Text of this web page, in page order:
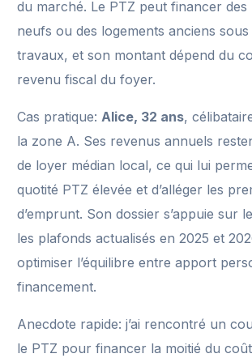
du marché. Le PTZ peut financer des
neufs ou des logements anciens
travaux, et son montant dépend du
revenu fiscal du foyer.
Cas pratique:Alice, 32 ans,
la zone A. Ses revenus annuels
de loyer médian local, ce qui lui
quotité PTZ élevée et d’alléger les
d’emprunt. Son dossier s’appuie sur
les plafonds actualisés en 2025 et
optimiser l’équilibre entre apport
financement.
Anecdote rapide: j’ai rencontré un
le PTZ pour financer la moitié du